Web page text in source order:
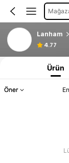
Lanham
4.77
Ürün
Öner